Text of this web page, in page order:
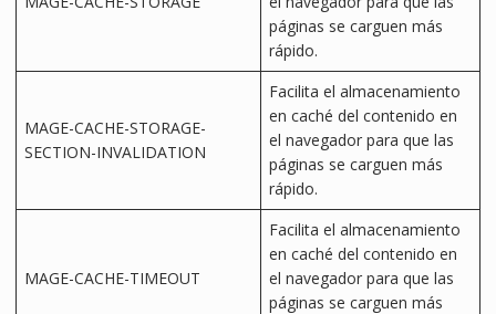
páginas se carguen más
rápido.
MAGE-CACHE-STORAGE-
SECTION-INVALIDATION
Facilita el almacenamiento
en caché del contenido en
el navegador para que las
páginas se carguen más
rápido.
MAGE-CACHE-TIMEOUT
Facilita el almacenamiento
en caché del contenido en
el navegador para que las
páginas se carguen más